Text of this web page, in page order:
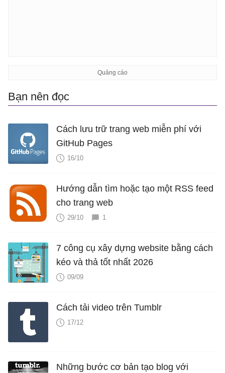
Bạn nên đọc
Cách lưu trữ trang web miễn phí với
GitHub Pages
16/10
Hướng dẫn tìm hoặc tạo một RSS feed
cho trang web
29/10 1
7 công cụ xây dựng website bằng cách
kéo và thả tốt nhất 2026
09/09
Cách tải video trên Tumblr
17/12
Những bước cơ bản tạo blog với